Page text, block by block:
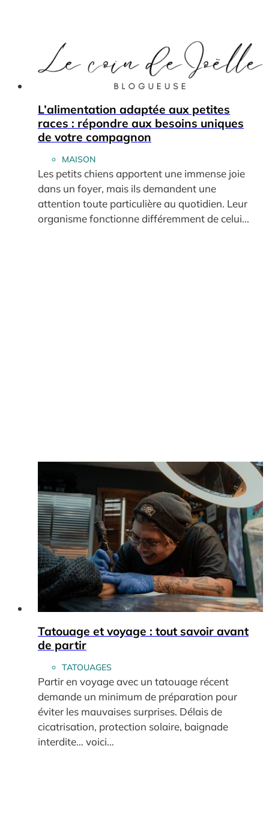
L’alimentation adaptée aux petites
races : répondre aux besoins uniques
de votre compagnon
MAISON
Les petits chiens apportent une immense joie
dans un foyer, mais ils demandent une
attention toute particulière au quotidien. Leur
organisme fonctionne différemment de celui...
Tatouage et voyage : tout savoir avant
de partir
TATOUAGES
Partir en voyage avec un tatouage récent
demande un minimum de préparation pour
éviter les mauvaises surprises. Délais de
cicatrisation, protection solaire, baignade
interdite… voici…